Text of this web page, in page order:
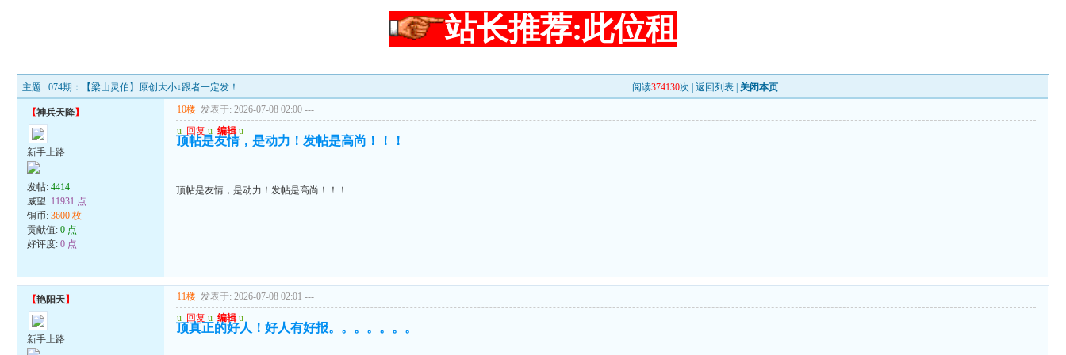
站长推荐:此位租
主题 : 074期：【梁山灵伯】原创大小↓跟者一定发！ 阅读374130次 |返回列表 关闭本页
【神兵天降】
新手上路
发帖:4414
威望: 11931 点
铜币:3600 枚
贡献值:0 点
好评度:0 点
10楼 发表于: 2026-07-08 02:00 ---
u 回复 u 编辑 u
顶帖是友情，是动力！发帖是高尚！！！
顶帖是友情，是动力！发帖是高尚！！！
【艳阳天】
新手上路
11楼 发表于: 2026-07-08 02:01 ---
u 回复 u 编辑 u
顶真正的好人！好人有好报。。。。。。。